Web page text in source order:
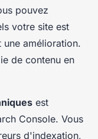
pouvez
votre site est
une amélioration.
de contenu en
est
Console. Vous
d'indexation,